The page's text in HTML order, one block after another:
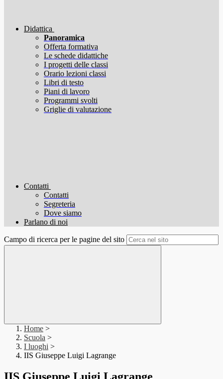
Didattica
Panoramica
Offerta formativa
Le schede didattiche
I progetti delle classi
Orario lezioni classi
Libri di testo
Piani di lavoro
Programmi svolti
Griglie di valutazione
Contatti
Contatti
Segreteria
Dove siamo
Parlano di noi
Campo di ricerca per le pagine del sito
Home >
Scuola >
I luoghi >
IIS Giuseppe Luigi Lagrange